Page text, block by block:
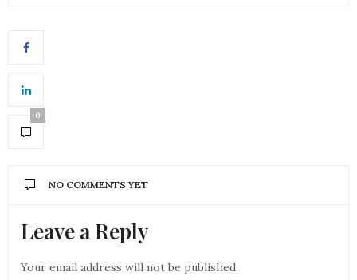
0
NO COMMENTS YET
Leave a Reply
Your email address will not be published.